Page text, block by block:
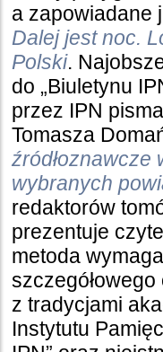
a zapowiadane
Dalej jest noc.
Polski.
do „Biuletynu
przez IPN
Tomasza
źródłoznawcze
wybranych
redaktorów
prezentuje
metoda
szczegółowego
z tradycjami
Instytutu